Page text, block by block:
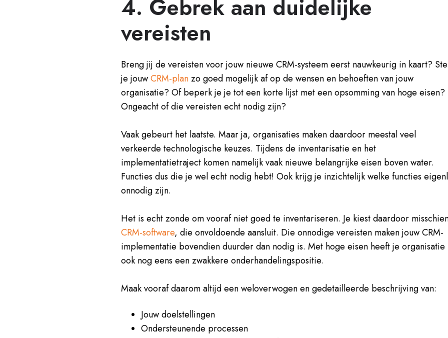
4. Gebrek aan duidelijke
vereisten
Breng jij de vereisten voor jouw nieuwe CRM-systeem eerst nauwkeurig in kaart?
je jouwCRM-planzo goed mogelijk af op de wensen en behoeften van jouw
organisatie? Of beperk je je tot een korte lijst met een opsomming van hoge eisen?
Ongeacht of die vereisten echt nodig zijn?
Vaak gebeurt het laatste. Maar ja, organisaties maken daardoor meestal veel
verkeerde technologische keuzes. Tijdens de inventarisatie en het
implementatietraject komen namelijk vaak nieuwe belangrijke eisen boven water.
Functies dus die je wel echt nodig hebt! Ook krijg je inzichtelijk welke functies
onnodig zijn.
Het is echt zonde om vooraf niet goed te inventariseren. Je kiest daardoor
CRM-software, die onvoldoende aansluit. Die onnodige vereisten maken jouw CRM-
implementatie bovendien duurder dan nodig is. Met hoge eisen heeft je organisatie
ook nog eens een zwakkere onderhandelingspositie.
Maak vooraf daarom altijd een weloverwogen en gedetailleerde beschrijving van:
Jouw doelstellingen
Ondersteunende processen